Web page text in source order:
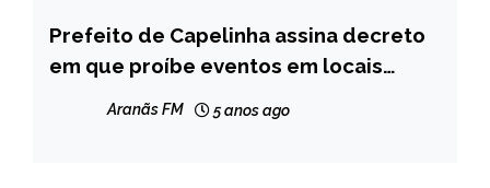
CAPELINHA
NOTÍCIAS
Prefeito de Capelinha assina decreto
em que proíbe eventos em locais
Aranãs FM 5 anos ago